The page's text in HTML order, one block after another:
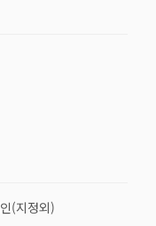
(지정외)